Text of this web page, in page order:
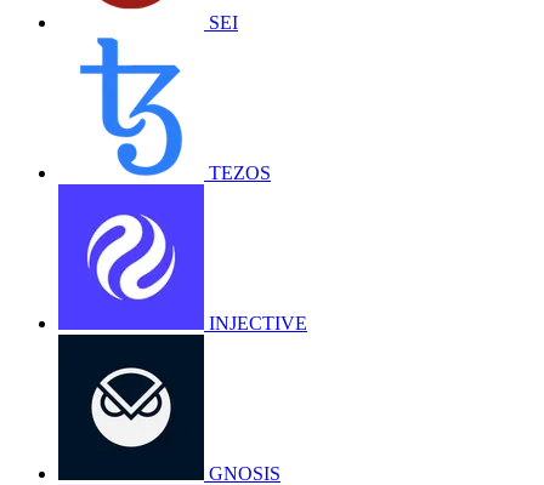
SEI
TEZOS
INJECTIVE
GNOSIS